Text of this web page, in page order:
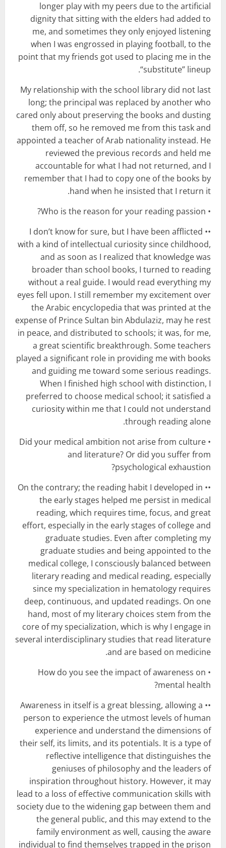
longer play with my peers due to the artificial
dignity that sitting with the elders had added to
me, and sometimes they only enjoyed listening
when I was engrossed in playing football, to the
point that my friends got used to placing me in the
“substitute” lineup.
My relationship with the school library did not last
long; the principal was replaced by another who
cared only about preserving the books and dusting
them off, so he removed me from this task and
appointed a teacher of Arab nationality instead. He
reviewed the previous records and held me
accountable for what I had not returned, and I
remember that I had to copy one of the books by
hand when he insisted that I return it.
• Who is the reason for your reading passion?
•• I don’t know for sure, but I have been afflicted
with a kind of intellectual curiosity since childhood,
and as soon as I realized that knowledge was
broader than school books, I turned to reading
without a real guide. I would read everything my
eyes fell upon. I still remember my excitement over
the Arabic encyclopedia that was printed at the
expense of Prince Sultan bin Abdulaziz, may he rest
in peace, and distributed to schools; it was, for me,
a great scientific breakthrough. Some teachers
played a significant role in providing me with books
and guiding me toward some serious readings.
When I finished high school with distinction, I
preferred to choose medical school; it satisfied a
curiosity within me that I could not understand
through reading alone.
• Did your medical ambition not arise from culture
and literature? Or did you suffer from
psychological exhaustion?
•• On the contrary; the reading habit I developed in
the early stages helped me persist in medical
reading, which requires time, focus, and great
effort, especially in the early stages of college and
graduate studies. Even after completing my
graduate studies and being appointed to the
medical college, I consciously balanced between
literary reading and medical reading, especially
since my specialization in hematology requires
deep, continuous, and updated readings. On one
hand, most of my literary choices stem from the
core of my specialization, which is why I engage in
several interdisciplinary studies that read literature
and are based on medicine.
• How do you see the impact of awareness on
mental health?
•• Awareness in itself is a great blessing, allowing a
person to experience the utmost levels of human
experience and understand the dimensions of
their self, its limits, and its potentials. It is a type of
reflective intelligence that distinguishes the
geniuses of philosophy and the leaders of
inspiration throughout history. However, it may
lead to a loss of effective communication skills with
society due to the widening gap between them and
the general public, and this may extend to the
family environment as well, causing the aware
individual to find themselves trapped in the prison